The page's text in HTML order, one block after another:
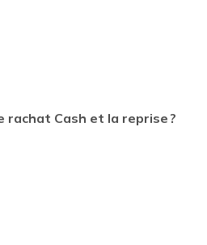
rachat Cash et la reprise ?